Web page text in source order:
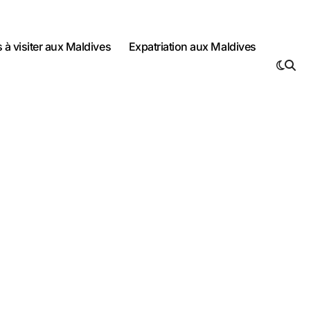
à visiter aux Maldives Expatriation aux Maldives